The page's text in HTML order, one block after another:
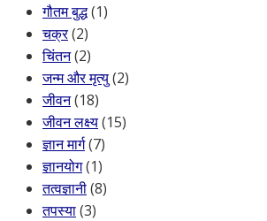
गौतम बुद्ध(1)
चक्र(2)
चिंतन(2)
जन्म और मृत्यु(2)
जीवन(18)
जीवन लक्ष्य(15)
ज्ञान मार्ग(7)
ज्ञानयोग(1)
तत्वज्ञानी(8)
तपस्या(3)